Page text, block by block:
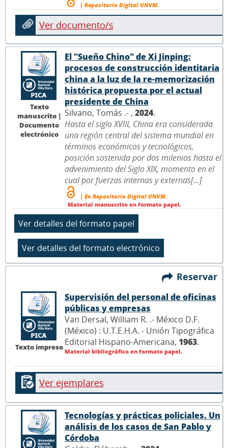
| Repositorio Digital UNVM.
Ver documento/s
Texto
manuscrito |
Documento
electrónico
El "Sueño Chino" de Xi Jinping:
procesos de construcción identitaria
china a la luz de la re-memorización
histórica propuesta por el actual
presidente de China
Silvano, Tomás .- , 2024.
Hasta el siglo XVIII, China era considerada
una región central del sistema mundial en
términos económicos y tecnológicos,
posición sostenida por dos milenios hasta el
advenimiento del Siglo XIX, momento en el
cual por fuerzas internas y externas[...]
| En Repositorio Digital UNVM.
Material manuscrito en formato papel.
Reservar
Texto impreso
Supervisión del personal de oficinas
públicas y empresas
Van Dersal, William R. .- México D.F.
(México) : U.T.E.H.A. - Unión Tipográfica
Editorial Hispano-Americana, 1963.
Material bibliográfico en formato papel.
Ver ejemplares
Tecnologías y prácticas policiales. Un
análisis de los casos de San Pablo y
Córdoba